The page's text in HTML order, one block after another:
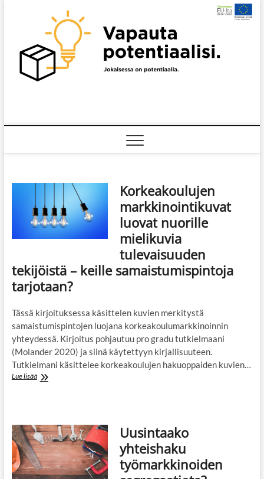
Korkeakoulujen
markkinointikuvat
luovat nuorille
mielikuvia
tulevaisuuden
tekijöistä – keille samaistumispintoja
tarjotaan?
Tässä kirjoituksessa käsittelen kuvien merkitystä
samaistumispintojen luojana korkeakoulumarkkinoinnin
yhteydessä. Kirjoitus pohjautuu pro gradu tutkielmaani
(Molander 2020) ja siinä käytettyyn kirjallisuuteen.
Tutkielmani käsittelee korkeakoulujen hakuoppaiden kuvien…
Lue lisääKorkeakoulujen
tulevaisuuden
tekijöistä
–
keille
samaistumispintoja
Uusintaako
yhteishaku
työmarkkinoiden